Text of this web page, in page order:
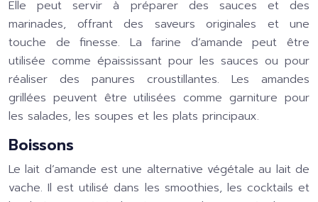
Elle peut servir à préparer des sauces et des
marinades, offrant des saveurs originales et une
touche de finesse. La farine d’amande peut être
utilisée comme épaississant pour les sauces ou pour
réaliser des panures croustillantes. Les amandes
grillées peuvent être utilisées comme garniture pour
les salades, les soupes et les plats principaux.
Boissons
Le lait d’amande est une alternative végétale au lait de
vache. Il est utilisé dans les smoothies, les cocktails et